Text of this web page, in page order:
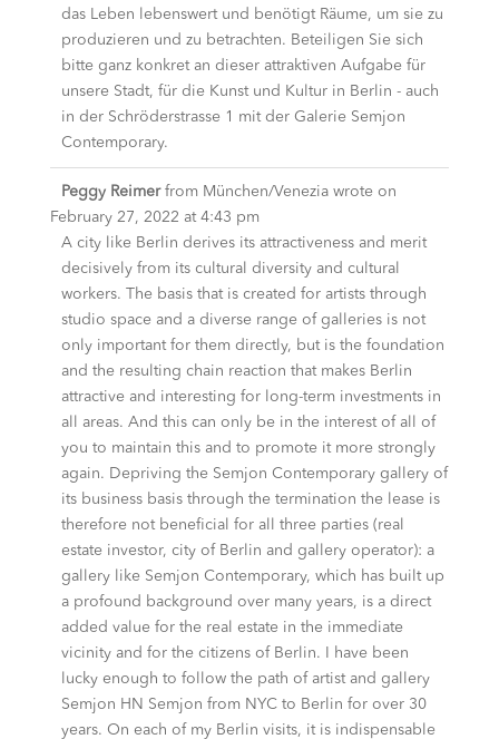
das Leben lebenswert und benötigt Räume, um sie zu
produzieren und zu betrachten. Beteiligen Sie sich
bitte ganz konkret an dieser attraktiven Aufgabe für
unsere Stadt, für die Kunst und Kultur in Berlin - auch
in der Schröderstrasse 1 mit der Galerie Semjon
Contemporary.
Peggy Reimer from München/Venezia wrote on
February 27, 2022 at 4:43 pm
A city like Berlin derives its attractiveness and merit
decisively from its cultural diversity and cultural
workers. The basis that is created for artists through
studio space and a diverse range of galleries is not
only important for them directly, but is the foundation
and the resulting chain reaction that makes Berlin
attractive and interesting for long-term investments in
all areas. And this can only be in the interest of all of
you to maintain this and to promote it more strongly
again. Depriving the Semjon Contemporary gallery of
its business basis through the termination the lease is
therefore not beneficial for all three parties (real
estate investor, city of Berlin and gallery operator): a
gallery like Semjon Contemporary, which has built up
a profound background over many years, is a direct
added value for the real estate in the immediate
vicinity and for the citizens of Berlin. I have been
lucky enough to follow the path of artist and gallery
Semjon HN Semjon from NYC to Berlin for over 30
years. On each of my Berlin visits, it is indispensable